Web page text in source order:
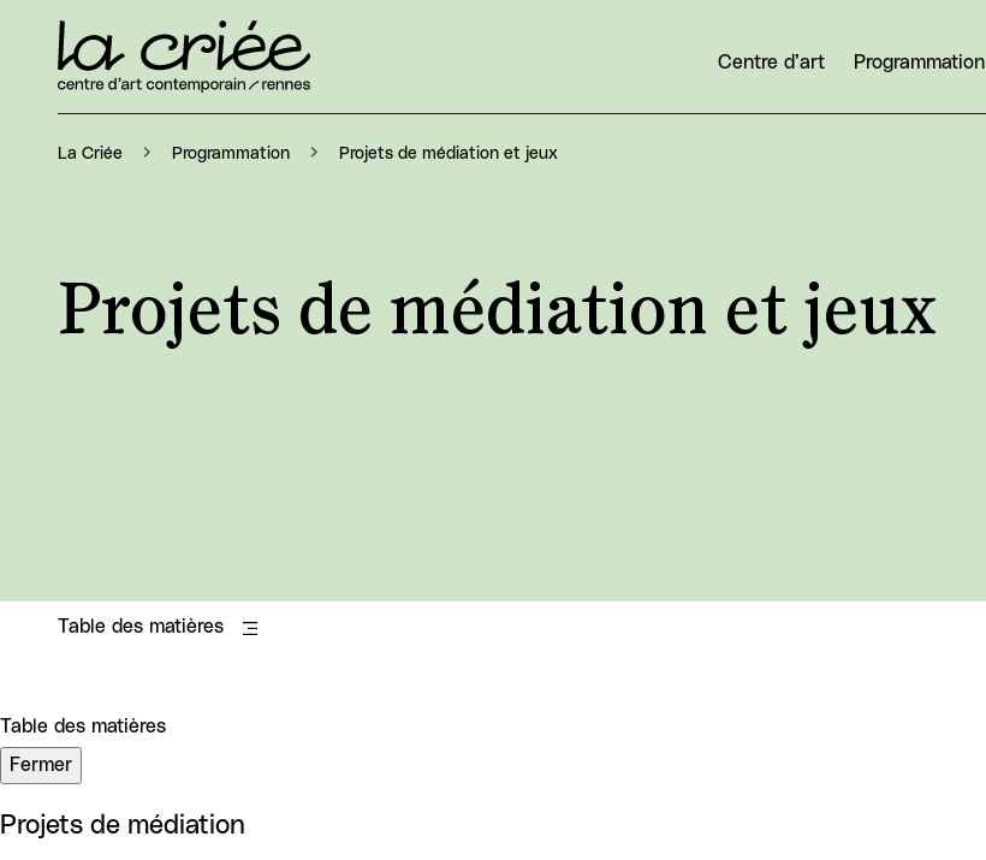
Centre d’art Programmation
La Criée Programmation Projets de médiation et jeux
Projets de médiation et jeux
Table des matières
Table des matières
Fermer
Projets de médiation